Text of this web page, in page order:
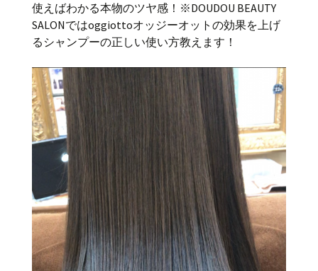
使えばわかる本物のツヤ感！※DOUDOU BEAUTY
SALONではoggiottoオッジーオットの効果を上げ
るシャンプーの正しい使い方教えます！